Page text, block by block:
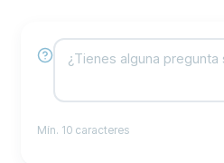
Mín. 10 caracteres